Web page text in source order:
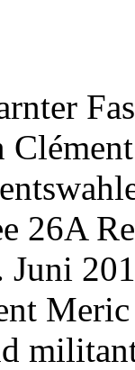
26A
Juni